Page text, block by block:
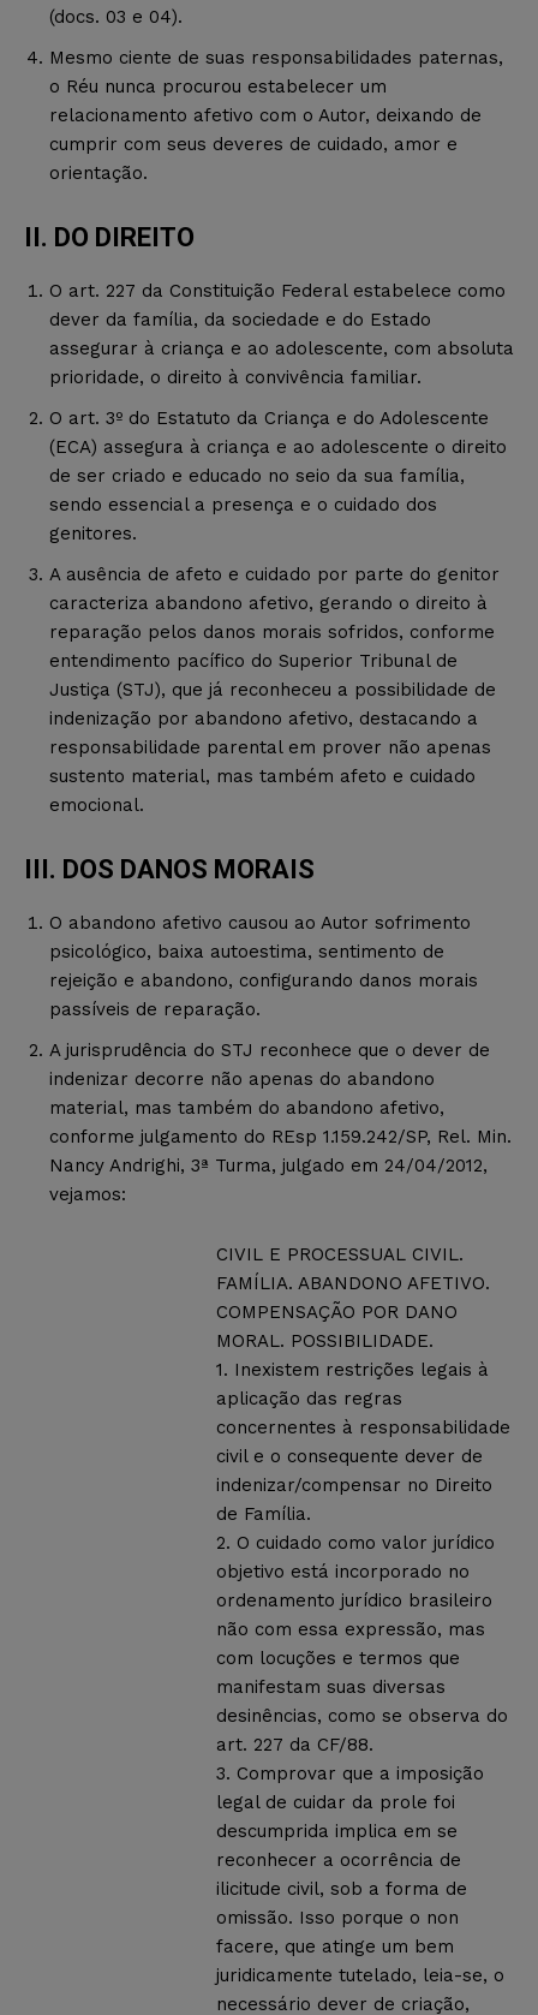
(docs. 03 e 04).
Mesmo ciente de suas responsabilidades paternas,
o Réu nunca procurou estabelecer um
relacionamento afetivo com o Autor, deixando de
cumprir com seus deveres de cuidado, amor e
orientação.
II. DO DIREITO
O art. 227 da Constituição Federal estabelece como
dever da família, da sociedade e do Estado
assegurar à criança e ao adolescente, com absoluta
prioridade, o direito à convivência familiar.
O art. 3º do Estatuto da Criança e do Adolescente
(ECA) assegura à criança e ao adolescente o direito
de ser criado e educado no seio da sua família,
sendo essencial a presença e o cuidado dos
genitores.
A ausência de afeto e cuidado por parte do genitor
caracteriza abandono afetivo, gerando o direito à
reparação pelos danos morais sofridos, conforme
entendimento pacífico do Superior Tribunal de
Justiça (STJ), que já reconheceu a possibilidade de
indenização por abandono afetivo, destacando a
responsabilidade parental em prover não apenas
sustento material, mas também afeto e cuidado
emocional.
III. DOS DANOS MORAIS
O abandono afetivo causou ao Autor sofrimento
psicológico, baixa autoestima, sentimento de
rejeição e abandono, configurando danos morais
passíveis de reparação.
A jurisprudência do STJ reconhece que o dever de
indenizar decorre não apenas do abandono
material, mas também do abandono afetivo,
conforme julgamento do REsp 1.159.242/SP, Rel. Min.
Nancy Andrighi, 3ª Turma, julgado em 24/04/2012,
vejamos:
CIVIL E PROCESSUAL CIVIL.
FAMÍLIA. ABANDONO AFETIVO.
COMPENSAÇÃO POR DANO
MORAL. POSSIBILIDADE.
1. Inexistem restrições legais à
aplicação das regras
concernentes à responsabilidade
civil e o consequente dever de
indenizar/compensar no Direito
de Família.
2. O cuidado como valor jurídico
objetivo está incorporado no
ordenamento jurídico brasileiro
não com essa expressão, mas
com locuções e termos que
manifestam suas diversas
desinências, como se observa do
art. 227 da CF/88.
3. Comprovar que a imposição
legal de cuidar da prole foi
descumprida implica em se
reconhecer a ocorrência de
ilicitude civil, sob a forma de
omissão. Isso porque o non
facere, que atinge um bem
juridicamente tutelado, leia-se, o
necessário dever de criação,